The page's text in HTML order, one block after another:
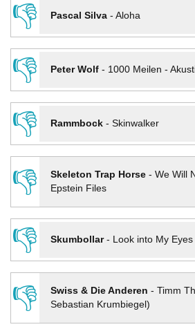
👎
Pascal Silva- Aloha
👎
Peter Wolf- 1000 Meilen -
👎
Rammbock- Skinwalker
👎
Skeleton Trap Horse- We Will
Epstein Files
👎
Skumbollar- Look into My Eyes
👎
Swiss & Die Anderen - Timm
Sebastian Krumbiegel)